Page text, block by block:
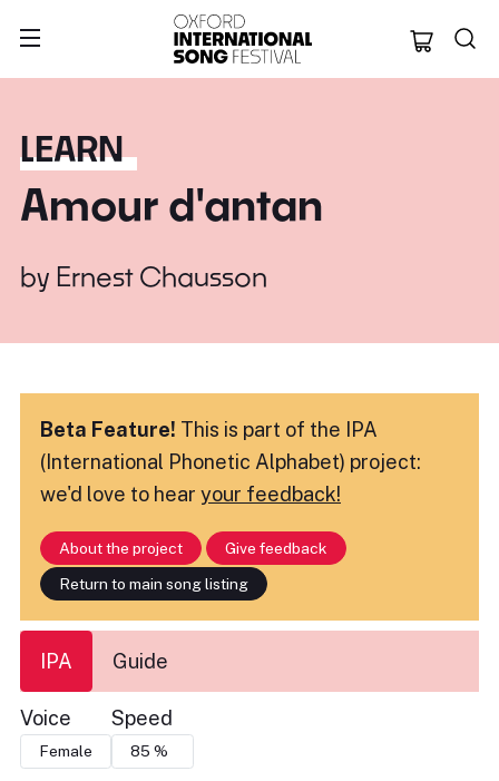
Oxford
LEARN
Amour d'antan
by Ernest Chausson
Beta Feature! This is part of the IPA
(International Phonetic Alphabet) project:
we'd love to hear your feedback!
About the project
Give feedback
Return to main song listing
IPA Guide
Voice Speed